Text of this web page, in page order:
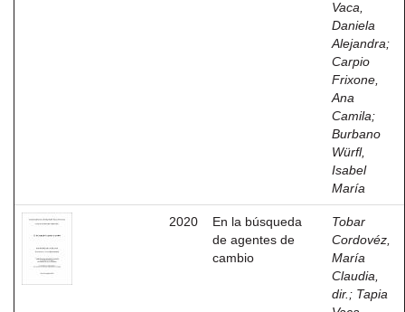
Vaca,
Daniela
Alejandra;
Carpio
Frixone,
Ana
Camila;
Burbano
Würfl,
Isabel
María
2020
En la búsqueda
de agentes de
cambio
Tobar
Cordovéz,
María
Claudia,
dir. ; Tapia